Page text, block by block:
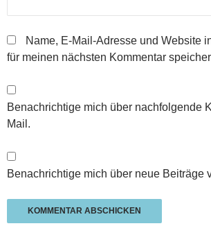
Name, E-Mail-Adresse und Website
für meinen nächsten Kommentar
Benachrichtige mich über nachfolgende
Mail.
Benachrichtige mich über neue Beiträge